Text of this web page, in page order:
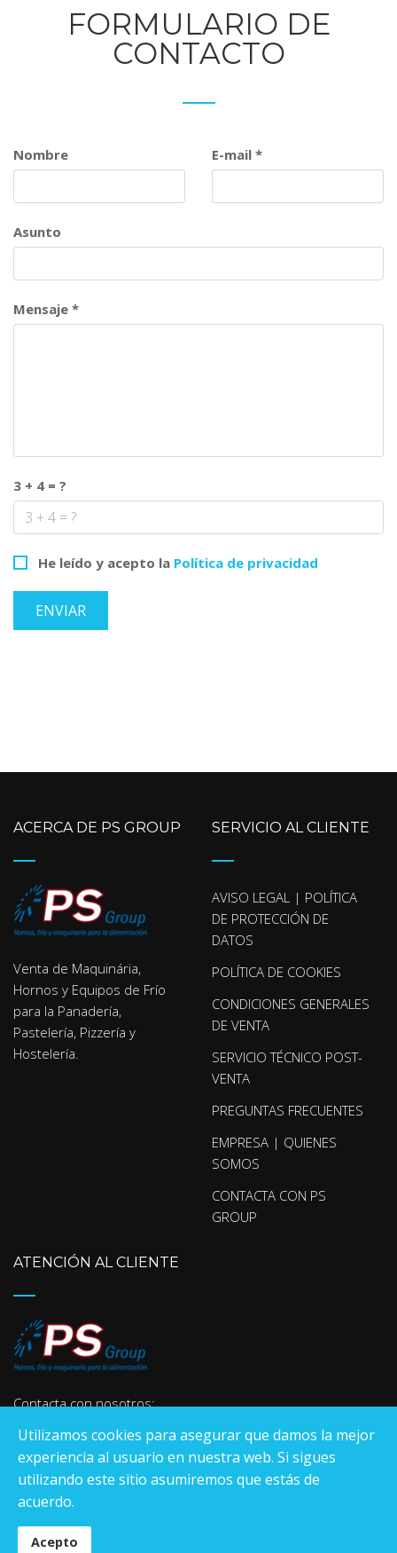
FORMULARIO DE
CONTACTO
Nombre E-mail *
Asunto
Mensaje *
3 + 4 = ?
He leído y acepto la Política de privacidad
ENVIAR
ACERCA DE PS GROUP
Venta de Maquinária,
Hornos y Equipos de Frío
para la Panadería,
Pastelería, Pizzería y
Hostelería.
SERVICIO AL CLIENTE
AVISO LEGAL | POLÍTICA
DE PROTECCIÓN DE
DATOS
POLÍTICA DE COOKIES
CONDICIONES GENERALES
DE VENTA
SERVICIO TÉCNICO POST-
VENTA
PREGUNTAS FRECUENTES
EMPRESA | QUIENES
SOMOS
CONTACTA CON PS
GROUP
ATENCIÓN AL CLIENTE
Contacta con nosotros:
670.265.440
Teléfono: 935 90 04 53
Utilizamos cookies para asegurar que damos la mejor
experiencia al usuario en nuestra web. Si sigues
utilizando este sitio asumiremos que estás de
acuerdo.
Acepto